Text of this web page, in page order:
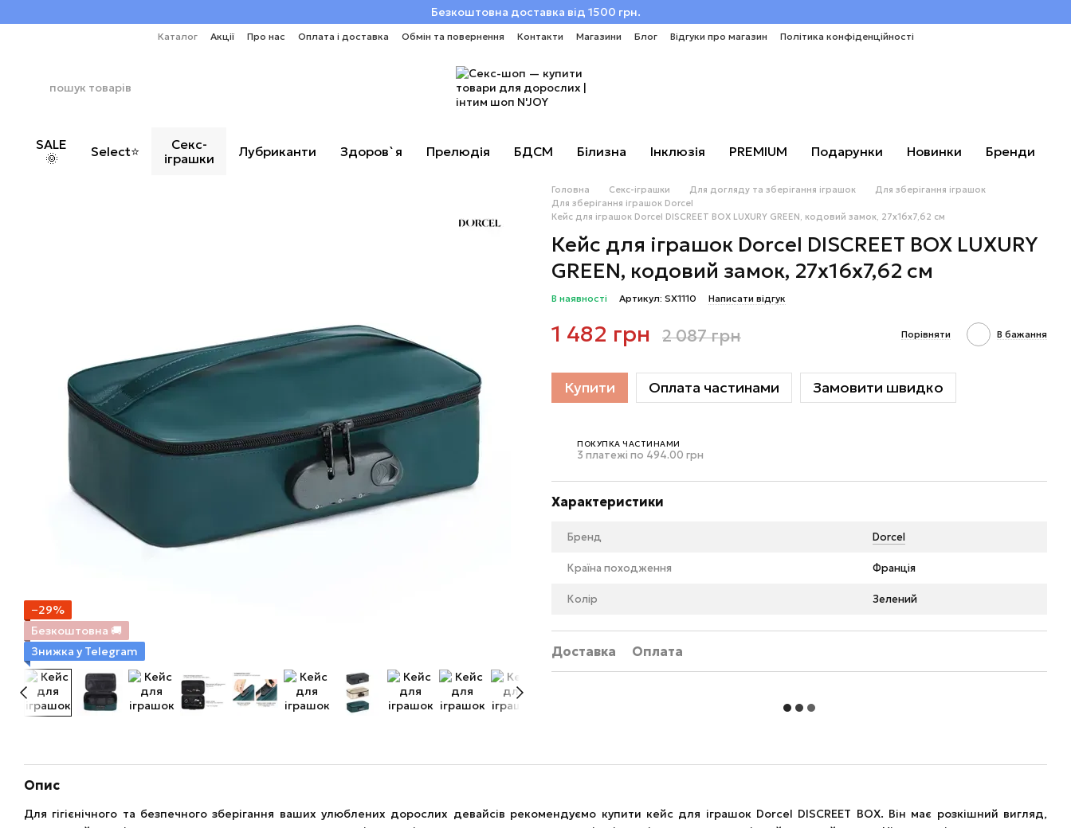
Безкоштовна доставка від 1500 грн.
Каталог Акції Про нас Оплата і доставка Обмін та повернення Контакти Магазини Блог Відгуки про магазин Політика конфіденційності
SALE
🌞
Select⭐
Секс-
іграшки
Лубриканти Здоров`я Прелюдія БДСМ Білизна Інклюзія PREMIUM Подарунки Новинки Бренди
−29%
Безкоштовна 🚚
Знижка у Telegram
Головна Секс-іграшки Для догляду та зберігання іграшок
Для зберігання іграшок
Для зберігання іграшок Dorcel
Кейс для іграшок Dorcel DISCREET BOX LUXURY GREEN, кодовий замок, 27х16х7,62 см
Кейс для іграшок Dorcel DISCREET BOX LUXURY
GREEN, кодовий замок, 27х16х7,62 см
В наявності Артикул: SX1110 Написати відгук
1 482 грн 2 087 грн Порівняти В бажання
Купити Оплата частинами Замовити швидко
ПОКУПКА ЧАСТИНАМИ
3 платежі по 494.00 грн
Характеристики
Бренд Dorcel
Країна походження Франція
Колір Зелений
Доставка Оплата
Опис
Для гігієнічного та безпечного зберігання ваших улюблених дорослих девайсів рекомендуємо купити кейс для іграшок Dorcel DISCREET BOX. Він має розкішний вигляд,